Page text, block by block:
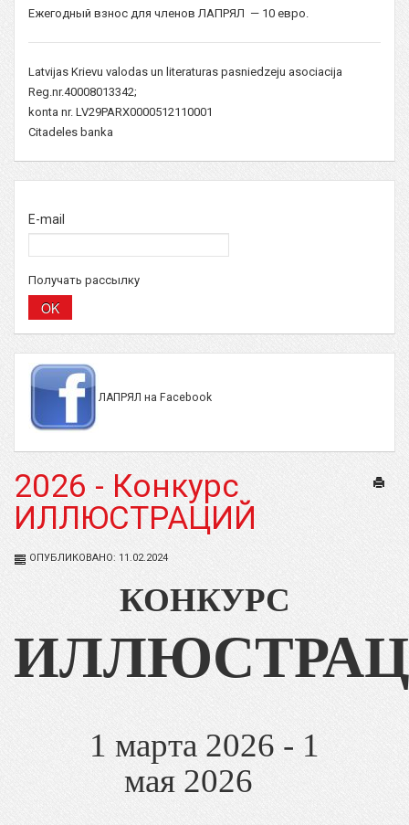
Ежегодный взнос для членов ЛАПРЯЛ — 10 евро.
Latvijas Krievu valodas un literaturas pasniedzeju asociacija
Reg.nr.40008013342;
konta nr. LV29PARX0000512110001
Citadeles banka
E-mail
Получать рассылку
ЛАПРЯЛ на Facebook
2026 - Конкурс
ИЛЛЮСТРАЦИЙ
ОПУБЛИКОВАНО: 11.02.2024
КОНКУРС
1 марта 2026 - 1
мая 2026